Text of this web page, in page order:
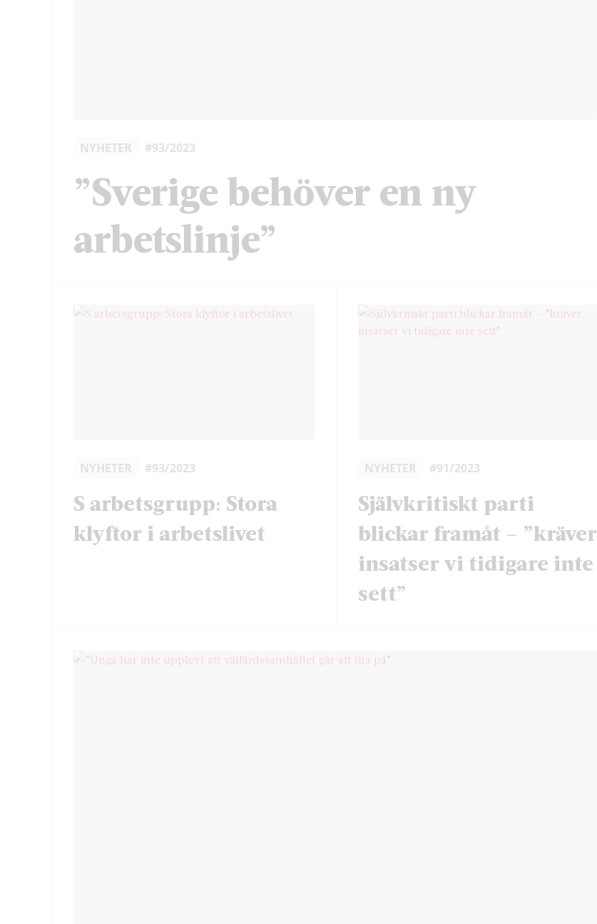
NYHETER #93/2023
”Sverige behöver en ny
arbetslinje”
NYHETER #93/2023
S arbetsgrupp: Stora
klyftor i arbetslivet
NYHETER #91/2023
Självkritiskt parti
blickar framåt – ”kräver
insatser vi tidigare inte
sett”